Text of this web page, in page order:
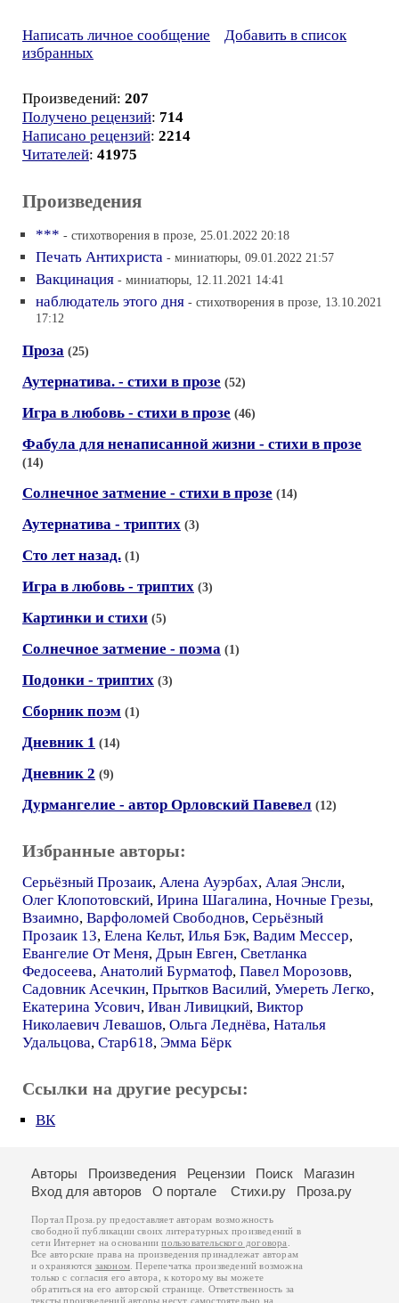
Написать личное сообщение
Добавить в список
избранных
Произведений: 207
Получено рецензий: 714
Написано рецензий: 2214
Читателей: 41975
Произведения
*** - стихотворения в прозе, 25.01.2022 20:18
Печать Антихриста - миниатюры, 09.01.2022 21:57
Вакцинация - миниатюры, 12.11.2021 14:41
наблюдатель этого дня - стихотворения в прозе, 13.10.2021
17:12
Проза (25)
Аутернатива. - стихи в прозе (52)
Игра в любовь - стихи в прозе (46)
Фабула для ненаписанной жизни - стихи в прозе
(14)
Солнечное затмение - стихи в прозе (14)
Аутернатива - триптих (3)
Сто лет назад. (1)
Игра в любовь - триптих (3)
Картинки и стихи (5)
Солнечное затмение - поэма (1)
Подонки - триптих (3)
Сборник поэм (1)
Дневник 1 (14)
Дневник 2 (9)
Дурмангелие - автор Орловский Павевел (12)
Избранные авторы:
Серьёзный Прозаик, Алена Ауэрбах, Алая Энсли,
Олег Клопотовский, Ирина Шагалина, Ночные Грезы,
Взаимно, Варфоломей Свободнов, Серьёзный
Прозаик 13, Елена Кельт, Илья Бэк, Вадим Мессер,
Евангелие От Меня, Дрын Евген, Светланка
Федосеева, Анатолий Бурматоф, Павел Морозовв,
Садовник Асечкин, Прытков Василий, Умереть Легко,
Екатерина Усович, Иван Ливицкий, Виктор
Николаевич Левашов, Ольга Леднёва, Наталья
Удальцова, Стар618, Эмма Бёрк
Ссылки на другие ресурсы:
ВК
Авторы Произведения Рецензии Поиск
Магазин
Вход для авторов
О портале Стихи.ру Проза.ру
Портал Проза.ру предоставляет авторам возможность
свободной публикации своих литературных произведений в
сети Интернет на основаниипользовательского договора
Все авторские права на произведения принадлежат авторам
и охраняются законом . Перепечатка произведений возможна
только с согласия его автора, к которому вы можете
обратиться на его авторской странице. Ответственность за
тексты произведений авторы несут самостоятельно на